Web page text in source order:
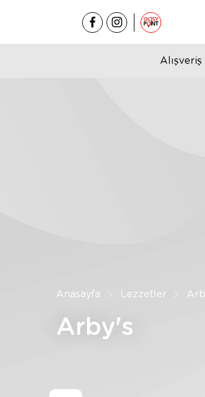
Alışveriş
Anasayfa Lezzetler
Arby's